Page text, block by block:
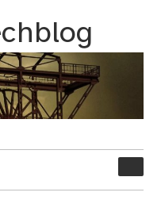
nach: